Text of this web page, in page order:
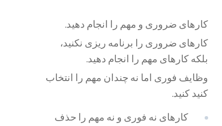
کارهای ضروری و مهم را انجام دهید.
کارهای ضروری را برنامه ریزی نکنید،
بلکه کارهای مهم را انجام دهید.
وظایف فوری اما نه چندان مهم را انتخاب
کنید کنید.
کارهای نه فوری و نه مهم را حذف